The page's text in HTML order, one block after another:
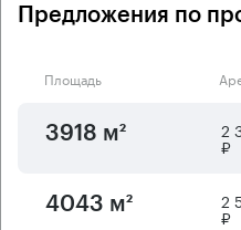
Предложения по
Площадь
3918 м² 2
₽
4043 м² 2
₽